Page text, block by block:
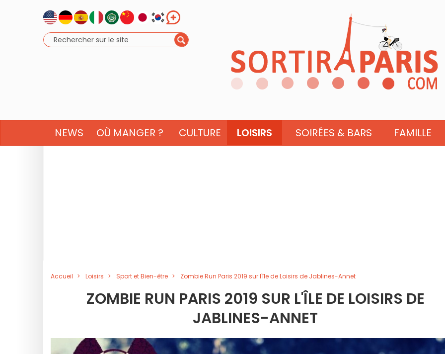
NEWS OÙ MANGER ? CULTURE LOISIRS SOIRÉES & BARS FAMILLE
Accueil Loisirs Sport et Bien-être Zombie Run Paris 2019 sur l'île de Loisirs de Jablines-Annet
ZOMBIE RUN PARIS 2019 SUR L'ÎLE DE LOISIRS DE
JABLINES-ANNET